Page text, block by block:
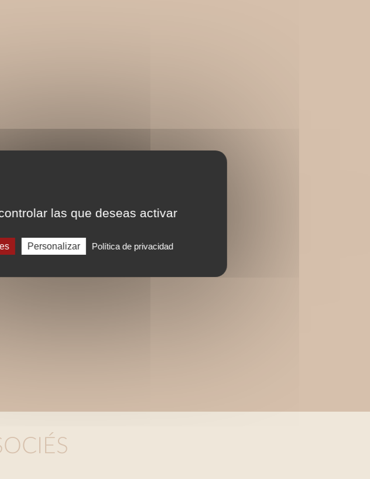
las que deseas activar
Personalizar Política de privacidad